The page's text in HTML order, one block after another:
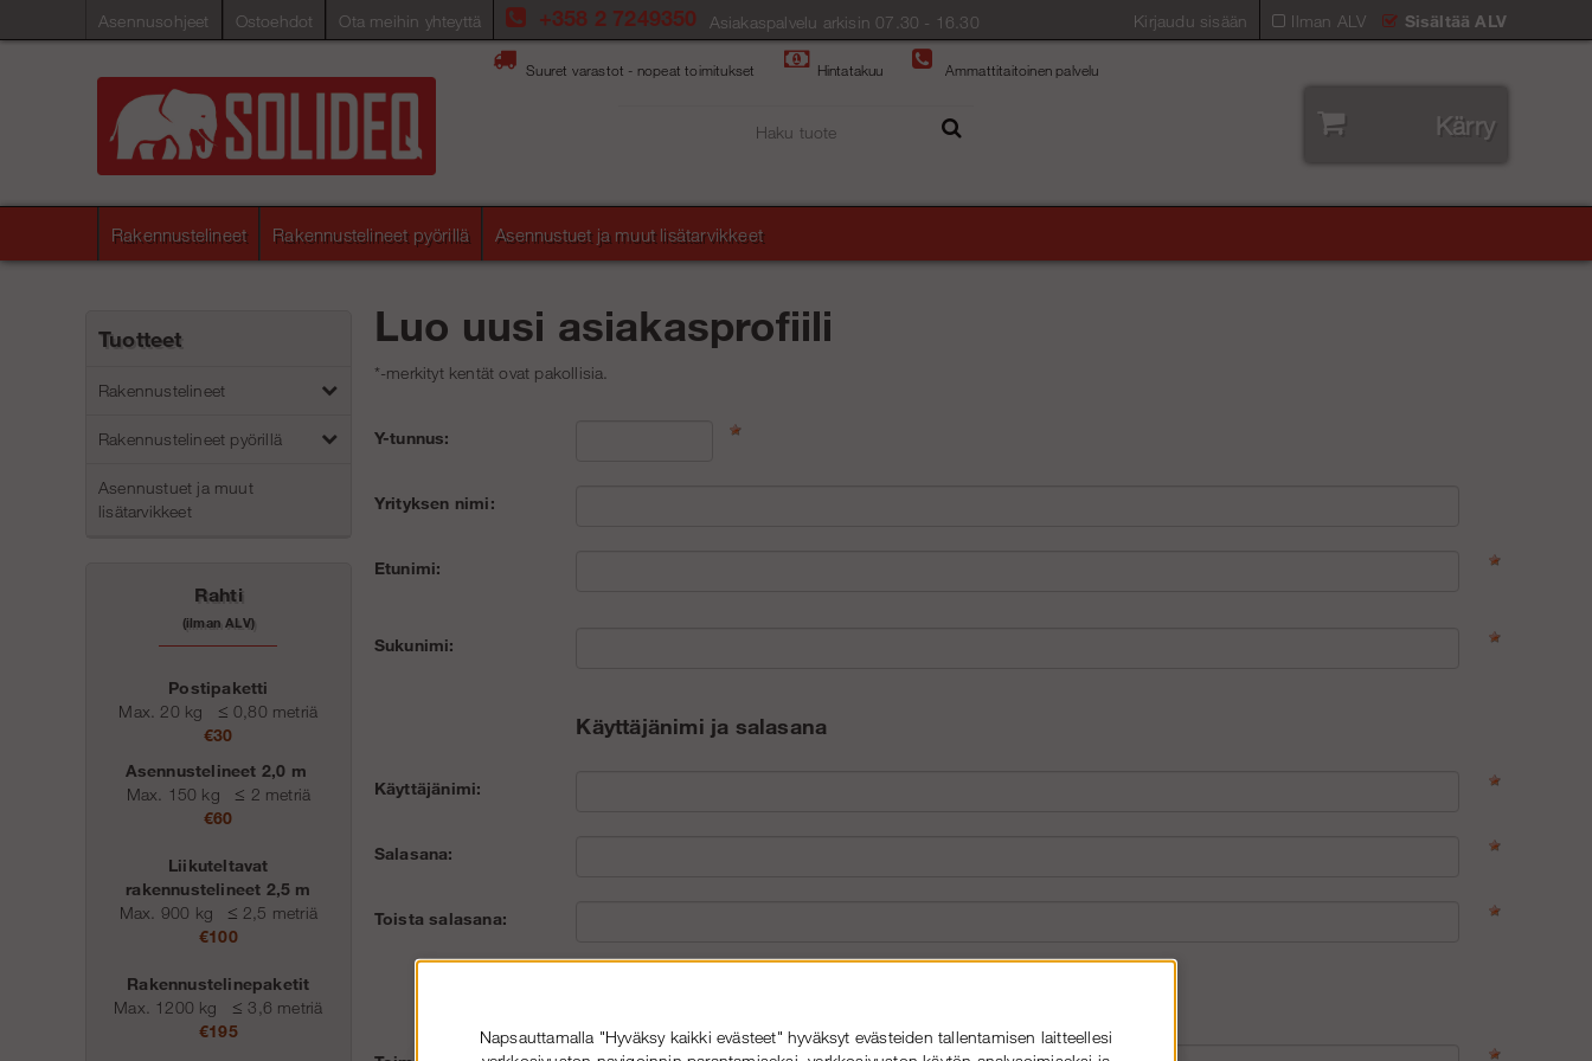
Asennusohjeet Ostoehdot Ota meihin yhteyttä Ilman ALV Sisältää ALV
+358 2 7249350 Asiakaspalvelu arkisin 07.30 - 16.30 Kirjaudu sisään
Suuret varastot - nopeat toimitukset Hintatakuu Ammattitaitoinen palvelu
Kärry
Rakennustelineet Rakennustelineet pyörillä Asennustuet ja muut lisätarvikkeet
Tuotteet
Rakennustelineet
Rakennustelineet pyörillä
Asennustuet ja muut
lisätarvikkeet
Rahti
(ilman ALV)
Postipaketti
Max. 20 kg
≤ 0,80 metriä
€30
Asennustelineet 2,0 m
Max. 150 kg ≤ 2 metriä
€60
Liikuteltavat
rakennustelineet 2,5 m
Max. 900 kg
≤ 2,5 metriä
€100
Rakennustelinepaketit
Max. 1200 kg
≤ 3,6 metriä
€195
Luo uusi asiakasprofiili
*-merkityt kentät ovat pakollisia.
Y-tunnus:
Yrityksen nimi:
Etunimi:
Sukunimi:
Käyttäjänimi ja salasana
Käyttäjänimi:
Salasana:
Toista salasana:
Napsauttamalla "Hyväksy kaikki evästeet" hyväksyt evästeiden tallentamisen laitteellesi